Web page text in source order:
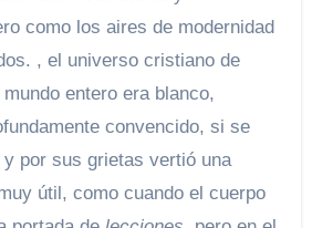
como los aires de modernidad
, el universo cristiano de
entero era blanco,
convencido, si se
por sus grietas vertió una
útil, como cuando el cuerpo